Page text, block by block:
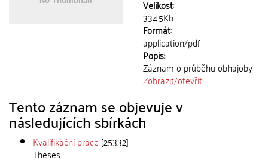
Velikost:
334.5Kb
Formát:
application/pdf
Popis:
Záznam o průběhu obhajoby
Zobrazit/otevřít
Tento záznam se objevuje v
následujících sbírkách
Kvalifikační práce [25332]
Theses